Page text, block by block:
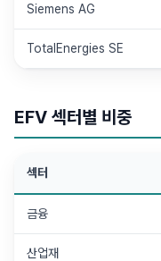
Siemens AG
TotalEnergies SE
EFV 섹터별 비중
섹터
금융
산업재